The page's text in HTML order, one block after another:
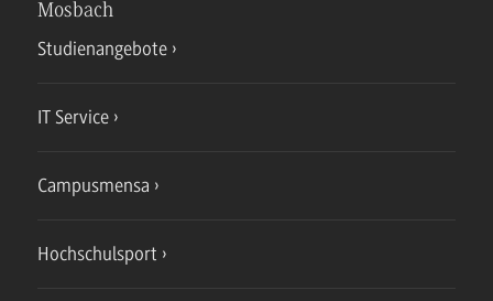
Mosbach
Studienangebote
IT Service
Campusmensa
Hochschulsport